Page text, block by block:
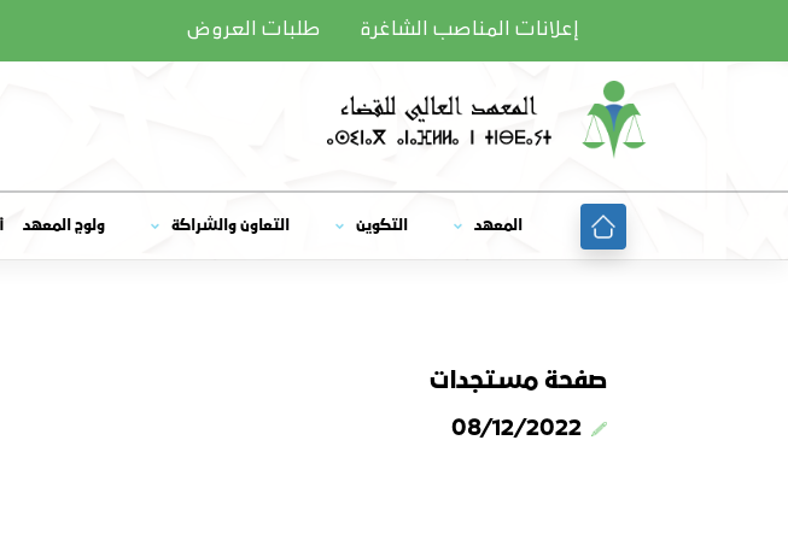
إعلانات المناصب الشاغرة طلبات العروض
المعهد التكوين التعاون والشراكة ولوج المعهد
صفحة مستجدات
08/12/2022